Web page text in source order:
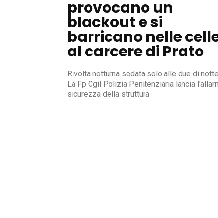
provocano un
blackout e si
barricano nelle
al carcere di Prato
Rivolta notturna sedata solo alle due di notte.
La Fp Cgil Polizia Penitenziaria lancia
sicurezza della struttura